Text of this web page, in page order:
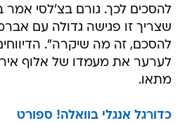
להסכים לכך. גורם בצ'לסי
שצריך זו פגישה גדולה עם
להסכם, זה מה שיקרה".
לערער את מעמדו של אלוף
מתאו.
כדורגל אנגלי בוואלה! ספורט